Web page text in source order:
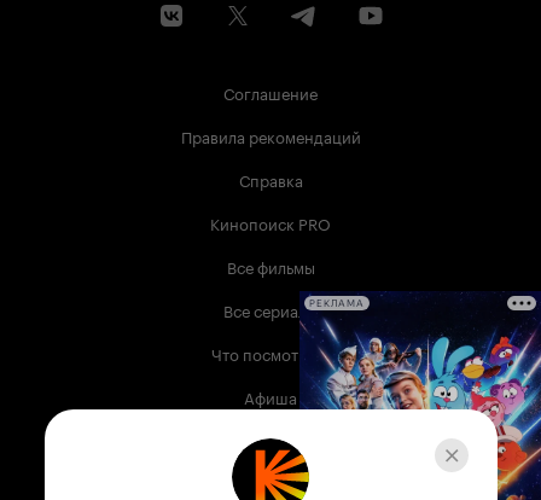
Соглашение
Правила рекомендаций
Справка
Кинопоиск PRO
Все фильмы
Все сериалы
Что посмотреть
Афиша
Музыка
Телепрограмма
РЕКЛАМА